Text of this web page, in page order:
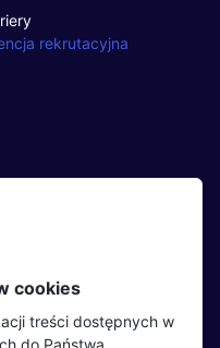
rekrutacyjna
cookies
treści dostępnych w
do Państwa